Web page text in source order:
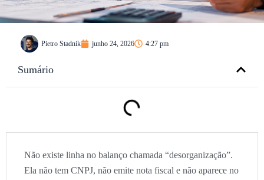
Pietro Stadnik junho 24, 2026 4:27 pm
Sumário
Não existe linha no balanço chamada “desorganização”.
Ela não tem CNPJ, não emite nota fiscal e não aparece no